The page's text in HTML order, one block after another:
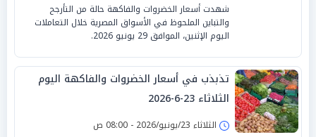
شهدت أسعار الخضروات والفاكهة حالة من التأرجح
والتباين الملحوظ في الأسواق المصرية خلال التعاملات
اليوم الإثنين، الموافق 29 يونيو 2026.
تذبذب في أسعار الخضروات والفاكهة اليوم
الثلاثاء 23-6-2026
الثلاثاء 23/يونيو/2026 - 08:00 ص